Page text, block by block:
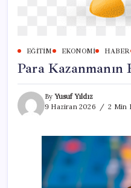
EĞITIM EKONOMI HABER
Para
ByYusuf Yıldız
9 Haziran 2026
2 Min